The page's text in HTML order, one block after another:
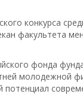
конкурса
факультета
фонда
молодежной